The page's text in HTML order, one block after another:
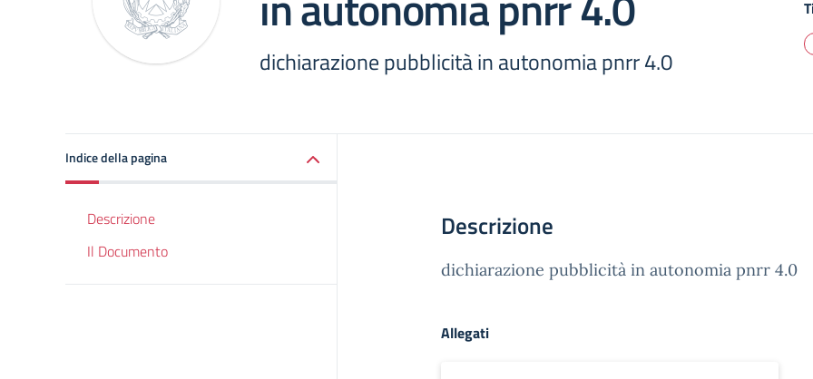
dichiarazione pubblicità in autonomia pnrr 4.0
Indice della pagina
Descrizione
Il Documento
Descrizione
dichiarazione pubblicità in autonomia pnrr 4.0
Allegati